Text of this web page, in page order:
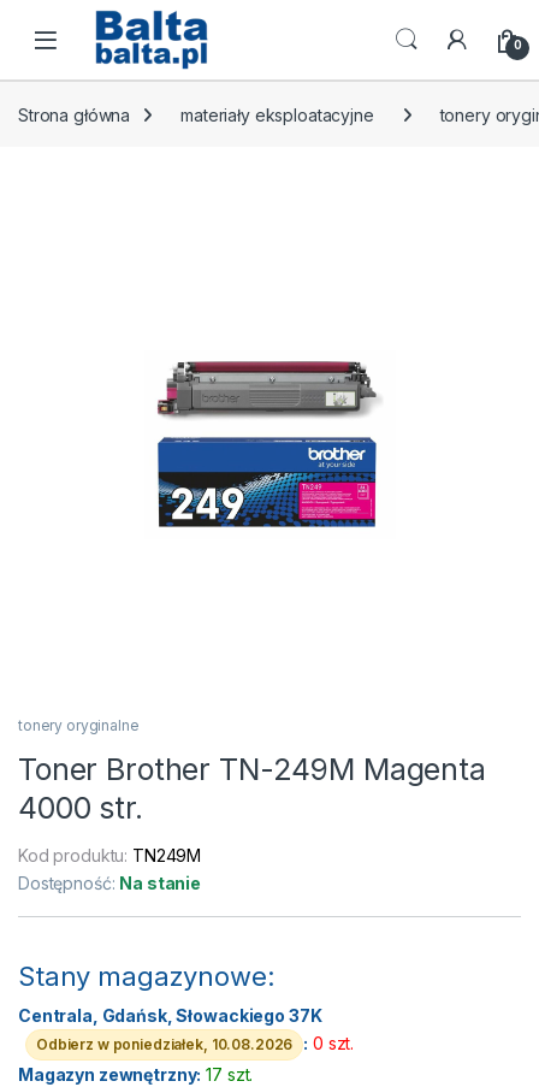
Skip to navigation
Skip to content
Open 0
Strona główna materiały eksploatacyjne tonery
tonery oryginalne
Toner Brother TN-249M Magenta
4000 str.
Kod produktu: TN249M
Dostępność: Na stanie
Stany magazynowe:
Centrala, Gdańsk, Słowackiego 37K
Odbierz w poniedziałek, 10.08.2026 : 0 szt.
Magazyn zewnętrzny: 17 szt.